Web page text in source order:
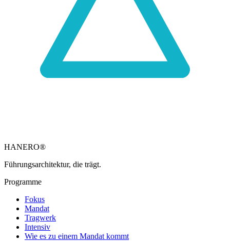
HANERO®
Führungsarchitektur, die trägt.
Programme
Fokus
Mandat
Tragwerk
Intensiv
Wie es zu einem Mandat kommt